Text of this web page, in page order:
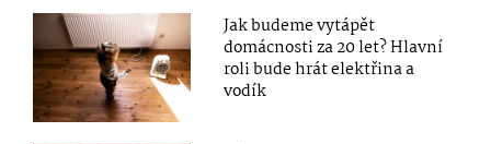
Jak budeme vytápět
domácnosti za 20 let? Hlavní
roli bude hrát elektřina a
vodík